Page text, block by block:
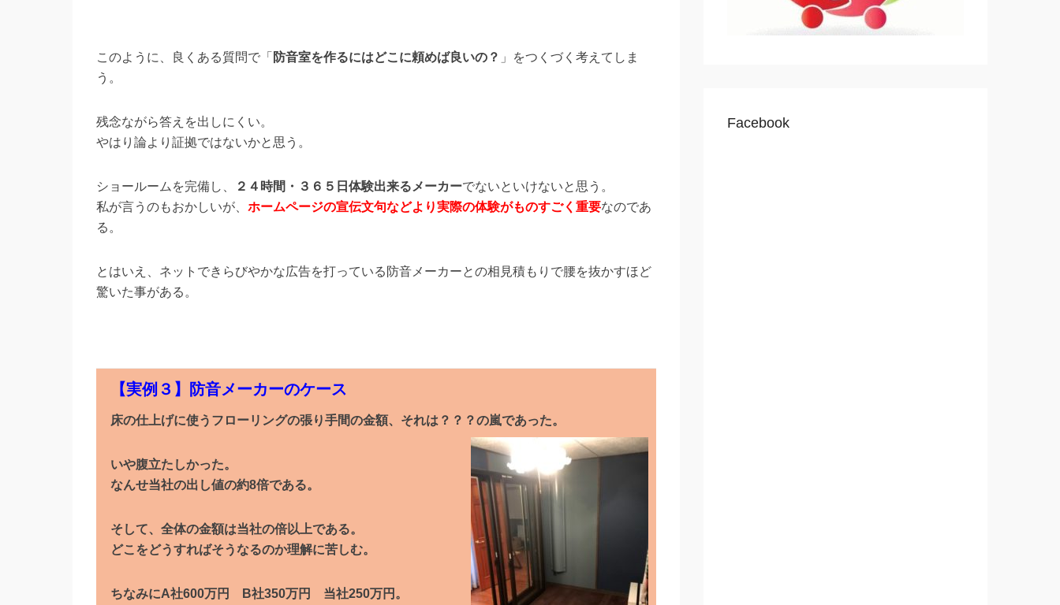
このように、良くある質問で「 防音室を作るにはどこに頼めば良いの？ 」をつくづく考えてしま
う。
残念ながら答えを出しにくい。
やはり論より証拠ではないかと思う。
ショールームを完備し、 ２４時間・３６５日体験出来るメーカーでないといけないと思う。
私が言うのもおかしいが、 ホームページの宣伝文句などより実際の体験がものすごく重要なのであ
る。
とはいえ、ネットできらびやかな広告を打っている防音メーカーとの相見積もりで腰を抜かすほど
驚いた事がある。
【実例３】防音メーカーのケース
床の仕上げに使うフローリングの張り手間の金額、それは？？？の嵐であった。
いや腹立たしかった。
なんせ当社の出し値の約8倍である。
そして、全体の金額は当社の倍以上である。
どこをどうすればそうなるのか理解に苦しむ。
ちなみにA社600万円 B社350万円 当社250万円。
Facebook